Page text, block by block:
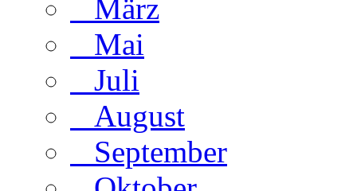
März
Mai
Juli
August
September